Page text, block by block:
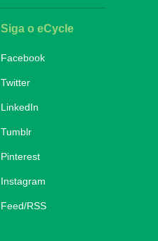
Siga o eCycle
Facebook
Twitter
LinkedIn
Tumblr
Pinterest
Instagram
Feed/RSS